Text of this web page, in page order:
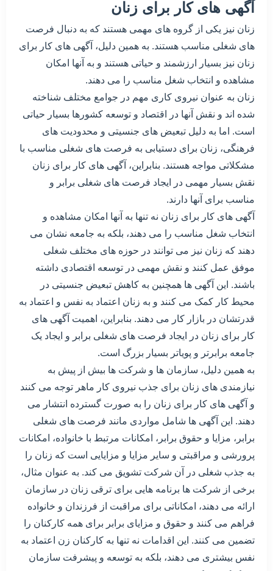
آگهی های کار برای زنان
زنان نیز یکی از گروه های مهمی هستند که به دنبال فرصت
های شغلی مناسب هستند. به همین دلیل، آگهی های کار برای
زنان نیز بسیار ارزشمند و حیاتی هستند و به آنها امکان
مشاهده و انتخاب شغل مناسب را می دهند.
زنان به عنوان نیروی کاری مهم در جوامع مختلف شناخته
شده اند و نقش آنها در اقتصاد و توسعه کشورها بسیار حیاتی
است. اما به دلیل تبعیض های جنسیتی و محدودیت های
فرهنگی، زنان برای دستیابی به فرصت های شغلی مناسب با
مشکلاتی مواجه هستند. بنابراین، آگهی های کار برای زنان
نقش بسیار مهمی در ایجاد فرصت های شغلی برابر و
مناسب برای آنها دارند.
آگهی های کار برای زنان نه تنها به آنها امکان مشاهده و
انتخاب شغل مناسب را می دهند، بلکه به جامعه نشان می
دهند که زنان نیز می توانند در حوزه های مختلف شغلی
موفق عمل کنند و نقش مهمی در توسعه اقتصادی داشته
باشند. این آگهی ها همچنین به کاهش تبعیض جنسیتی در
محیط کار کمک می کنند و به زنان اعتماد به نفس و اعتماد به
قدرتشان در بازار کار می دهند. بنابراین، اهمیت آگهی های
کار برای زنان در ایجاد فرصت های شغلی برابر و ایجاد یک
جامعه برابرتر و پویاتر بسیار بزرگ است.
به همین دلیل، سازمان ها و شرکت ها بیش از پیش به
نیازمندی های زنان برای جذب نیروی کار ماهر توجه می کنند
و آگهی های کار برای زنان را به صورت گسترده انتشار می
دهند. این آگهی ها شامل مواردی مانند فرصت های شغلی
برابر، مزایا و حقوق برابر، امکانات مرتبط با خانواده، امکانات
پرورشی و مراقبتی و سایر مزایا و مزایایی است که زنان را
به جذب شغلی در آن شرکت تشویق می کند. به عنوان مثال،
برخی از شرکت ها برنامه هایی برای ترقی زنان در سازمان
ارائه می دهند، امکاناتی برای مراقبت از فرزندان و خانواده
فراهم می کنند و حقوق و مزایای برابر برای همه کارکنان را
تضمین می کنند. این اقدامات نه تنها به کارکنان زن اعتماد به
نفس بیشتری می دهند، بلکه به توسعه و پیشرفت سازمان